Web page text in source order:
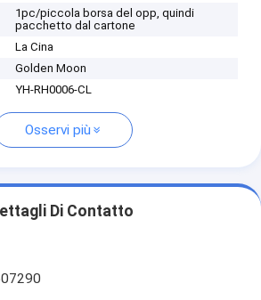
1pc/piccola borsa del opp, quindi
pacchetto dal cartone
La Cina
Golden Moon
YH-RH0006-CL
Osservi più
Di Contatto